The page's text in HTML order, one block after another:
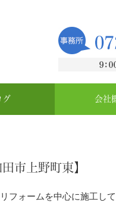
グ 会社
市上野町東】
フォームを中心に施工して